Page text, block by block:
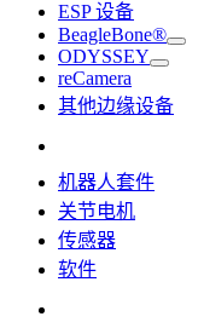
ESP 设备
BeagleBone®
ODYSSEY
reCamera
其他边缘设备
机器人套件
关节电机
传感器
软件